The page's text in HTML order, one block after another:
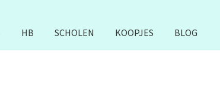
HB SCHOLEN KOOPJES BLOG